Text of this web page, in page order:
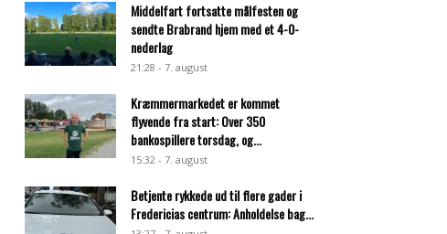
Middelfart fortsatte målfesten og
sendte Brabrand hjem med et 4-0-
nederlag
21:28 - 7. august
Kræmmermarkedet er kommet
flyvende fra start: Over 350
bankospillere torsdag, og...
15:32 - 7. august
Betjente rykkede ud til flere gader i
Fredericias centrum: Anholdelse bag...